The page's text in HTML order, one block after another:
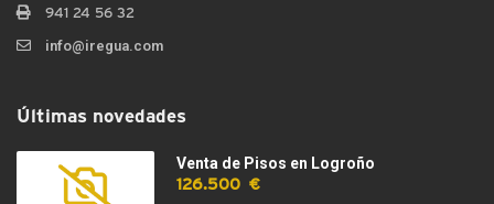
941 24 56 32
info@iregua.com
Últimas novedades
Venta de Pisos en Logroño
126.500 €